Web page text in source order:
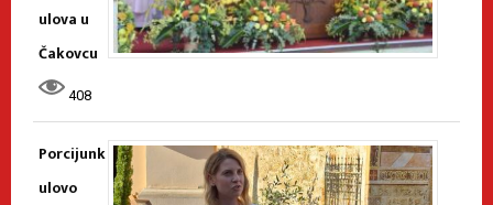
ulova u
Čakovcu
408
Porcijunk
ulovo